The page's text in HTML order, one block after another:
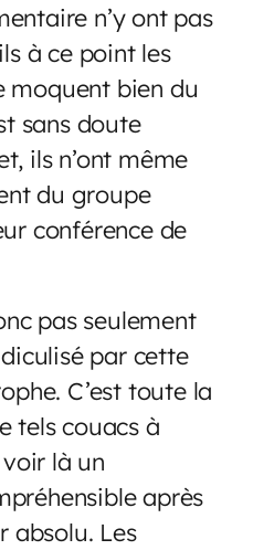
n’y ont pas
à ce point les
moquent bien du
sans doute
ils n’ont même
du groupe
conférence de
pas seulement
par cette
C’est toute la
tels couacs à
là un
après
absolu. Les